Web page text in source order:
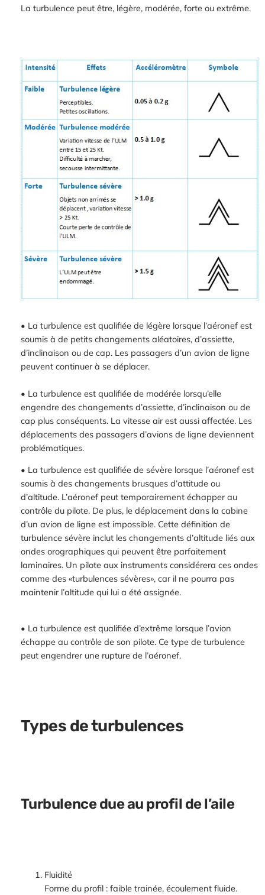
La turbulence peut être, légère, modérée, forte ou extrême.
• La turbulence est qualifiée de légère lorsque l’aéronef est
soumis à de petits changements aléatoires, d’assiette,
d’inclinaison ou de cap. Les passagers d’un avion de ligne
peuvent continuer à se déplacer.
• La turbulence est qualifiée de modérée lorsqu’elle
engendre des changements d’assiette, d’inclinaison ou de
cap plus conséquents. La vitesse air est aussi affectée. Les
déplacements des passagers d’avions de ligne deviennent
problématiques.
• La turbulence est qualifiée de sévère lorsque l’aéronef est
soumis à des changements brusques d’attitude ou
d’altitude. L’aéronef peut temporairement échapper au
contrôle du pilote. De plus, le déplacement dans la cabine
d’un avion de ligne est impossible. Cette définition de
turbulence sévère inclut les changements d’altitude liés aux
ondes orographiques qui peuvent être parfaitement
laminaires. Un pilote aux instruments considérera ces ondes
comme des «turbulences sévères», car il ne pourra pas
maintenir l’altitude qui lui a été assignée.
• La turbulence est qualifiée d’extrême lorsque l’avion
échappe au contrôle de son pilote. Ce type de turbulence
peut engendrer une rupture de l’aéronef.
Types de turbulences
Turbulence due au profil de l’aile
Fluidité
Forme du profil : faible trainée, écoulement fluide.